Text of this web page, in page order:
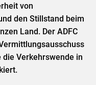
von
den Stillstand beim
Land. Der ADFC
die Verkehrswende in